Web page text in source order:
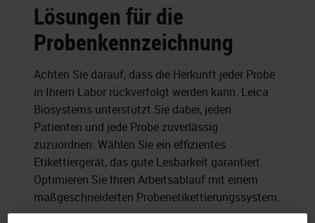
Lösungen für die
Probenkennzeichnung
Achten Sie darauf, dass die Herkunft jeder Probe
in Ihrem Labor rückverfolgt werden kann. Leica
Biosystems unterstützt Sie dabei, jeden
Patienten und jede Probe zuverlässig
zuzuordnen. Wählen Sie ein effizientes
Etikettiergerät, das gute Lesbarkeit garantiert.
Optimieren Sie Ihren Arbeitsablauf mit einem
maßgeschneiderten Probenetikettierungssystem.